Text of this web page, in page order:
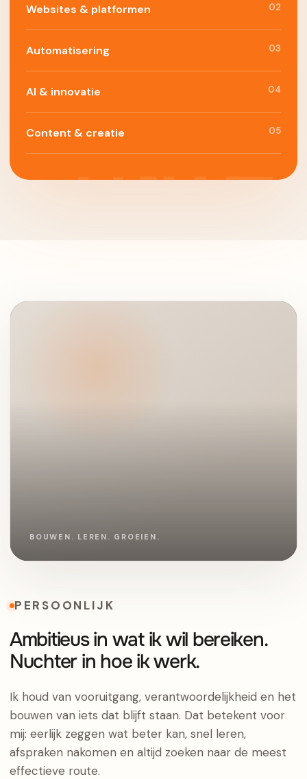
Websites & platformen 02
Automatisering 03
AI & innovatie 04
Content & creatie 05
PERSOONLIJK
Ambitieus in wat ik wil bereiken.
Nuchter in hoe ik werk.
Ik houd van vooruitgang, verantwoordelijkheid en het
bouwen van iets dat blijft staan. Dat betekent voor
mij: eerlijk zeggen wat beter kan, snel leren,
afspraken nakomen en altijd zoeken naar de meest
effectieve route.